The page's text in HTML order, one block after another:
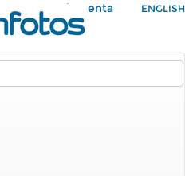
Mi Cuenta ENGLISH